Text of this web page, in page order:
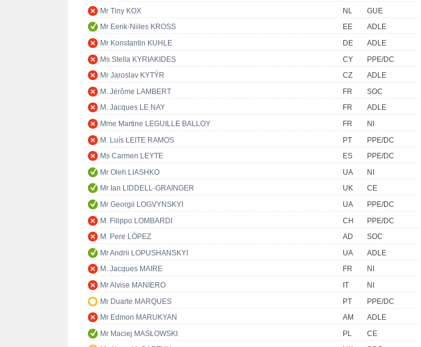
Mr Tiny KOX
NL
GUE
Mr Eerik-Niiles KROSS
EE
ADLE
Mr Konstantin KUHLE
DE
ADLE
Ms Stella KYRIAKIDES
CY
PPE/DC
Mr Jaroslav KYTÝR
CZ
ADLE
M. Jérôme LAMBERT
FR
SOC
M. Jacques LE NAY
FR
ADLE
Mme Martine LEGUILLE BALLOY
FR
NI
M. Luís LEITE RAMOS
PT
PPE/DC
Ms Carmen LEYTE
ES
PPE/DC
Mr Oleh LIASHKO
UA
NI
Mr Ian LIDDELL-GRAINGER
UK
CE
Mr Georgii LOGVYNSKYI
UA
PPE/DC
M. Filippo LOMBARDI
CH
PPE/DC
M. Pere LÓPEZ
AD
SOC
Mr Andrii LOPUSHANSKYI
UA
ADLE
M. Jacques MAIRE
FR
NI
Mr Alvise MANIERO
IT
NI
Mr Duarte MARQUES
PT
PPE/DC
Mr Edmon MARUKYAN
AM
ADLE
Mr Maciej MASŁOWSKI
PL
CE